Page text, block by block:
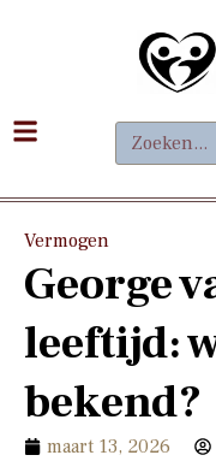
Vermogen
George
leeftijd:
bekend?
maart 13, 2026